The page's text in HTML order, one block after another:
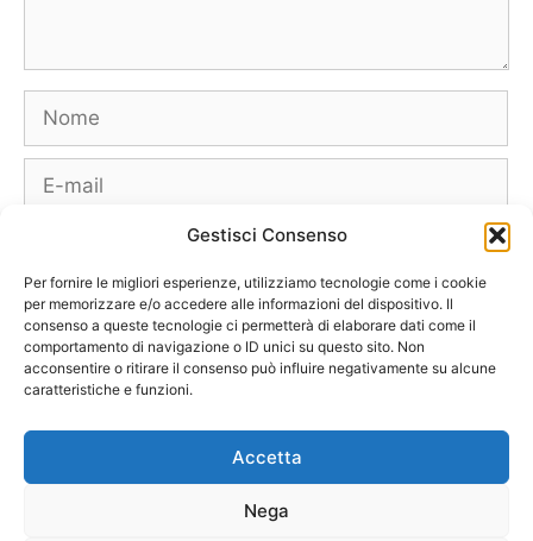
Gestisci Consenso
Per fornire le migliori esperienze, utilizziamo tecnologie come i cookie
per memorizzare e/o accedere alle informazioni del dispositivo. Il
consenso a queste tecnologie ci permetterà di elaborare dati come il
comportamento di navigazione o ID unici su questo sito. Non
acconsentire o ritirare il consenso può influire negativamente su alcune
caratteristiche e funzioni.
Accetta
Nega
Nome
E-
mail
web
Tutte le Marche e Designer